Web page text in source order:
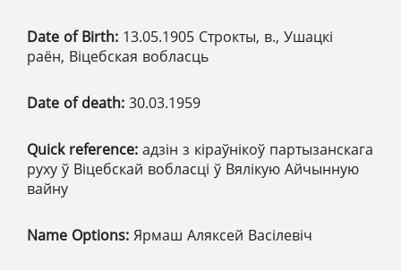
Date of Birth: 13.05.1905 Строкты, в., Ушацкі
раён, Віцебская вобласць
Date of death: 30.03.1959
Quick reference: адзін з кіраўнікоў партызанскага
руху ў Віцебскай вобласці ў Вялікую Айчынную
вайну
Name Options: Ярмаш Аляксей Васілевіч